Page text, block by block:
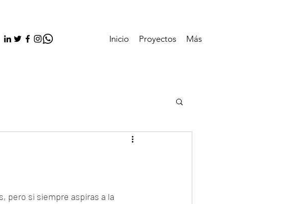
Inicio Proyectos Más
pero si siempre aspiras a la